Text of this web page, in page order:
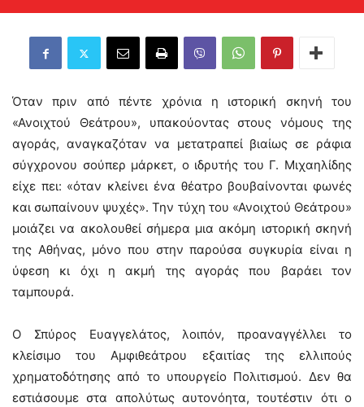
Όταν πριν από πέντε χρόνια η ιστορική σκηνή του
«Ανοιχτού Θεάτρου», υπακούοντας στους νόμους της
αγοράς, αναγκαζόταν να μετατραπεί βιαίως σε ράφια
σύγχρονου σούπερ μάρκετ, ο ιδρυτής του Γ. Μιχαηλίδης
είχε πει: «όταν κλείνει ένα θέατρο βουβαίνονται φωνές
και σωπαίνουν ψυχές». Την τύχη του «Ανοιχτού Θεάτρου»
μοιάζει να ακολουθεί σήμερα μια ακόμη ιστορική σκηνή
της Αθήνας, μόνο που στην παρούσα συγκυρία είναι η
ύφεση κι όχι η ακμή της αγοράς που βαράει τον
ταμπουρά.
Ο Σπύρος Ευαγγελάτος, λοιπόν, προαναγγέλλει το
κλείσιμο του Αμφιθεάτρου εξαιτίας της ελλιπούς
χρηματοδότησης από το υπουργείο Πολιτισμού. Δεν θα
εστιάσουμε στα απολύτως αυτονόητα, τουτέστιν ότι ο